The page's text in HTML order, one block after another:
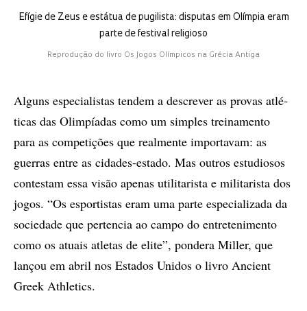
Efígie de Zeus e estátua de pugilista: disputas em Olímpia eram
parte de festival religioso
Reprodução do livro Os Jogos Olímpicos na Grécia Antiga
Al­guns es­pe­ci­a­lis­tas ten­­dem a des­cre­ver as pro­vas atlé­
ti­cas das Olim­pí­a­das co­mo um sim­ples trei­na­men­to
para as com­pe­ti­çõ­es que re­al­men­te im­por­ta­vam: as
guer­ras en­tre as ci­da­des-es­ta­do. Mas ou­tros es­tu­di­o­sos
con­tes­tam essa vi­são ape­­nas uti­li­ta­ris­ta e mi­li­ta­ris­ta dos
jo­gos. “Os es­por­tis­tas eram uma par­te es­pe­ci­a­li­za­da da
so­ci­e­da­de que per­ten­cia ao cam­po do en­tre­te­ni­men­to
como os atu­ais atle­tas de eli­te”, pon­de­ra Mil­ler, que
lan­çou em abril nos Es­ta­dos Uni­dos o li­vro An­ci­ent
Gre­ek Ath­le­tics.